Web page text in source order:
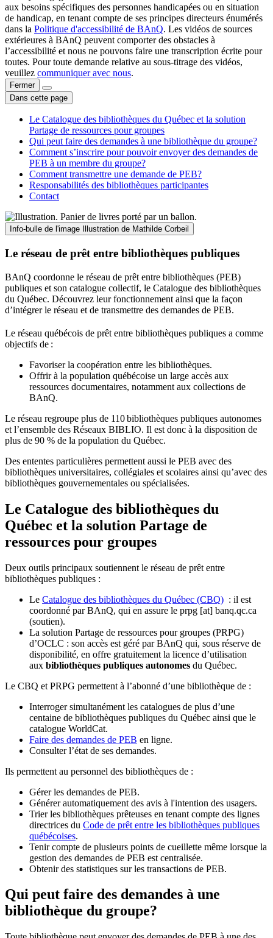
aux besoins spécifiques des personnes handicapées ou en situation
de handicap, en tenant compte de ses principes directeurs énumérés
dans la Politique d'accessibilité de BAnQ. Les vidéos de sources
extérieures à BAnQ peuvent comporter des obstacles à
l’accessibilité et nous ne pouvons faire une transcription écrite pour
toutes. Pour toute demande relative au sous-titrage des vidéos,
veuillez communiquer avec nous.
Fermer
Dans cette page
Le Catalogue des bibliothèques du Québec et la solution
Partage de ressources pour groupes
Qui peut faire des demandes à une bibliothèque du groupe?
Comment s’inscrire pour pouvoir envoyer des demandes de
PEB à un membre du groupe?
Comment transmettre une demande de PEB?
Responsabilités des bibliothèques participantes
Contact
Info-bulle de l'image Illustration de Mathilde Corbeil
Le réseau de prêt entre bibliothèques publiques
BAnQ coordonne le réseau de prêt entre bibliothèques (PEB)
publiques et son catalogue collectif, le Catalogue des bibliothèques
du Québec. Découvrez leur fonctionnement ainsi que la façon
d’intégrer le réseau et de transmettre des demandes de PEB.
Le réseau québécois de prêt entre bibliothèques publiques a comme
objectifs de :
Favoriser la coopération entre les bibliothèques.
Offrir à la population québécoise un large accès aux
ressources documentaires, notamment aux collections de
BAnQ.
Le réseau regroupe plus de 110bibliothèques publiques autonomes
et l’ensemble des Réseaux BIBLIO. Il est donc à la disposition de
plus de 90 % de la population du Québec.
Des ententes particulières permettent aussi le PEB avec des
bibliothèques universitaires, collégiales et scolaires ainsi qu’avec des
bibliothèques gouvernementales ou spécialisées.
Le Catalogue des bibliothèques du
Québec et la solution Partage de
ressources pour groupes
Deux outils principaux soutiennent le réseau de prêt entre
bibliothèques publiques :
Le Catalogue des bibliothèques du Québec (CBQ) : il est
coordonné par BAnQ, qui en assure le prpg [at] banq.qc.ca
(soutien).
La solution Partage de ressources pour groupes (PRPG)
d’OCLC : son accès est géré par BAnQ qui, sous réserve de
disponibilité, en offre gratuitement la licence d’utilisation
aux bibliothèques publiques autonomes du Québec.
Le CBQ et PRPG permettent à l’abonné d’une bibliothèque de :
Interroger simultanément les catalogues de plus d’une
centaine de bibliothèques publiques du Québec ainsi que le
catalogue WorldCat.
Faire des demandes de PEB en ligne.
Consulter l’état de ses demandes.
Ils permettent au personnel des bibliothèques de :
Gérer les demandes de PEB.
Générer automatiquement des avis à l'intention des usagers.
Trier les bibliothèques prêteuses en tenant compte des lignes
directrices du Code de prêt entre les bibliothèques publiques
québécoises.
Tenir compte de plusieurs points de cueillette même lorsque la
gestion des demandes de PEB est centralisée.
Obtenir des statistiques sur les transactions de PEB.
Qui peut faire des demandes à une
bibliothèque du groupe?